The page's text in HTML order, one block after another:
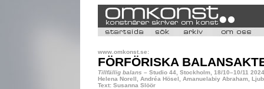
www.omkonst.se:
FÖRFÖRISKA
Tillfällig balans – Studio 44, Stockholm, 18/10–10/11 2024
Helena Norell, Andréa Hösel, Amanuelabiy Abraham,
Text: Susanna Slöör